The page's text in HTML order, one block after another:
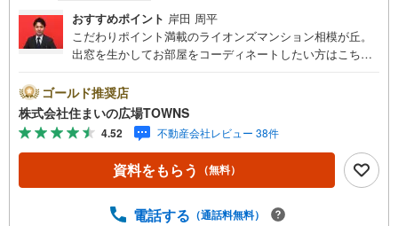
おすすめポイント 岸田 周平
こだわりポイント満載のライオンズマンション相模が丘。
出窓を生かしてお部屋をコーディネートしたい方はこちら
す。対面式キッチンなら、コミュニケーションをとりなが
ら料理することができます。駅から物件まで徒歩10分で
す。設備が整った3DKの間取りは新婚カップルにおすす
め。専用庭付なのでガーデニングも楽しめます。【年中無
休/9:00～21:00】人気物件は特にお問い合わせが集中する
ため、お早めにお電話下さい。「室内・現地を見学する」
各種ご相談も承っております。○住宅ローンのご相談○ライ
ゴールド推奨店
株式会社住まいの広場TOWNS
4.52 不動産会社レビュー 38件
資料をもらう （無料）
電話する （通話料無料）